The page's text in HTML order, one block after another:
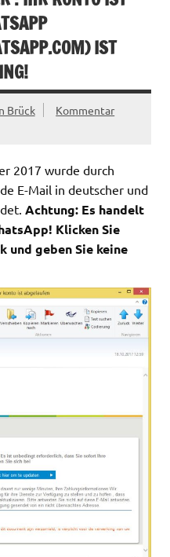
) IST
Brück
Kommentar
2017 wurde durch
E-Mail in deutscher und
Achtung: Es handelt
Klicken Sie
und geben Sie keine